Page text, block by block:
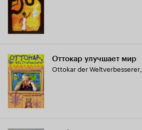
Оттокар улучшает мир
Ottokar der Weltverbesserer,